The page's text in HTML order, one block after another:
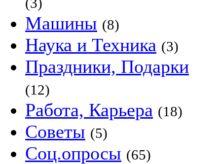
Машины (8)
Наука и Техника (3)
Праздники, Подарки
(12)
Работа, Карьера (18)
Советы (5)
Соц.опросы (65)